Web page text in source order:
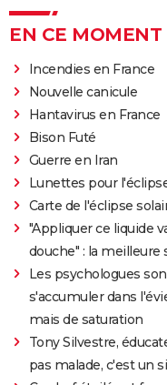
EN CE MOMENT
Incendies en France
Nouvelle canicule
Hantavirus en France
Bison Futé
Guerre en Iran
Lunettes pour
Carte de l'éclipse
"Appliquer ce liquide
douche" : la
Les psychologues
s'accumuler dans
mais de saturation
Tony Silvestre,
pas malade, c'est un